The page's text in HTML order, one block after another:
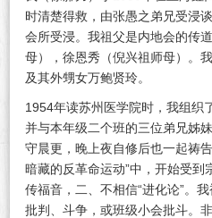
证
时清楚得救，由张愚之弟兄受浸
会所受浸。我祖父是内地会的传
母），徐恩秀（倪兴祖师母）。
及其外甥女万鲍贤玲。
1954年读苏州医学院时，我组织
并与本年级二个班的三位弟兄姊
守晨更，晚上夜自修后也一起祷
暗藏的反革命运动”中，开始受
传福音，二、不相信“进化论”。
批判、斗争，或班级小会批斗。